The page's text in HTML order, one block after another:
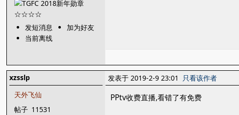
发短消息
加为好友
当前离线
xzsslp
天外飞仙
帖子 11531
发表于 2019-2-9 23:01 只看该作者
PPtv收费直播,看错了有免费